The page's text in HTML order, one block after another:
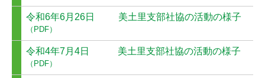
その他の事業
ボランティアに関すること
令和6年6月26日 美土里支部社協の活動の様子
（PDF）
令和4年7月4日 美土里支部社協の活動の様子
（PDF）